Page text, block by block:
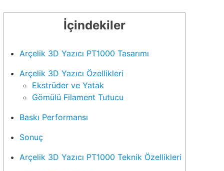
Arçelik 3D Yazıcı PT1000 Tasarımı
Arçelik 3D Yazıcı Özellikleri
Ekstrüder ve Yatak
Gömülü Filament Tutucu
Baskı Performansı
Sonuç
Arçelik 3D Yazıcı PT1000 Teknik Özellikleri